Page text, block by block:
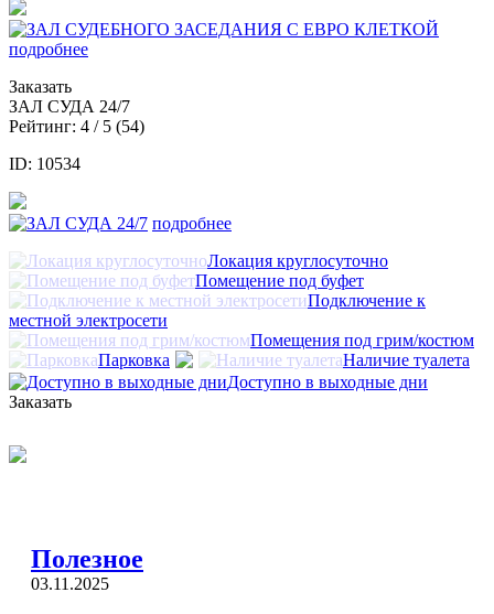
подробнее
Заказать
ЗАЛ СУДА 24/7
Рейтинг: 4 / 5 (54)
ID: 10534
подробнее
Локация круглосуточно
Помещение под буфет
Подключение к
местной электросети
Помещения под грим/костюм
Парковка
Наличие туалета
Доступно в выходные дни
Заказать
Полезное
03.11.2025